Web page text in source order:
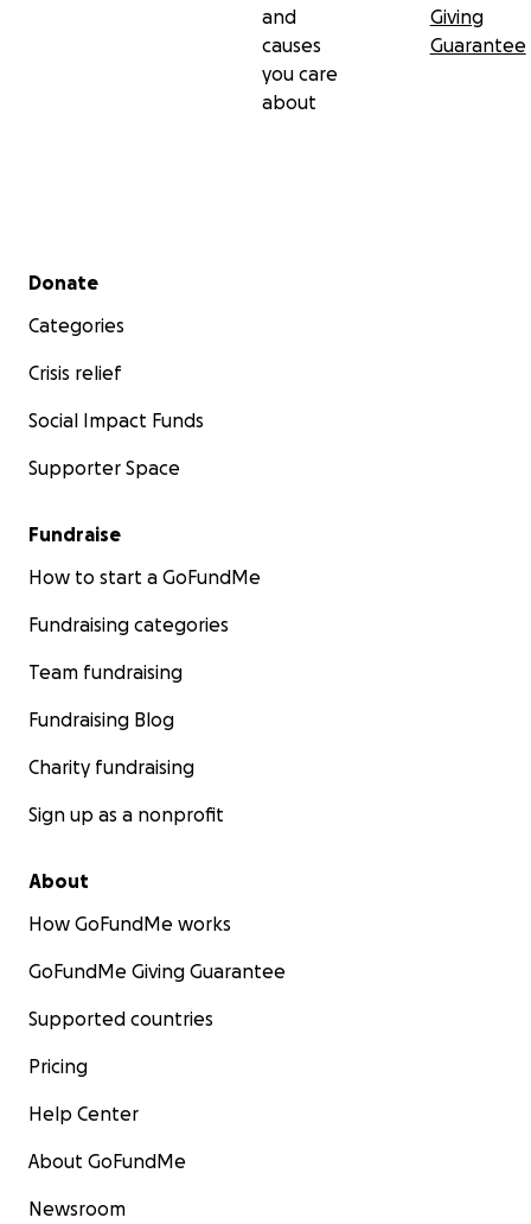
and
causes
you care
about
Giving
Guarantee
Secondary menu
Donate
Categories
Crisis relief
Social Impact Funds
Supporter Space
Fundraise
How to start a GoFundMe
Fundraising categories
Team fundraising
Fundraising Blog
Charity fundraising
Sign up as a nonprofit
About
How GoFundMe works
GoFundMe Giving Guarantee
Supported countries
Pricing
Help Center
About GoFundMe
Newsroom